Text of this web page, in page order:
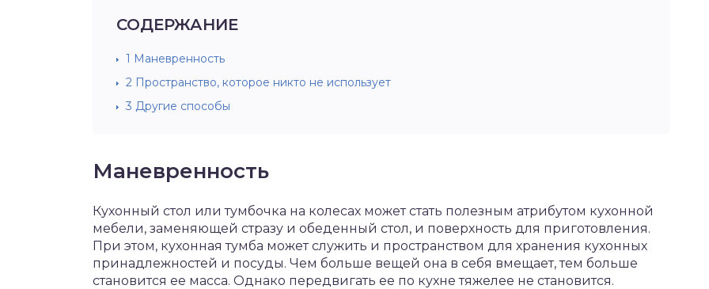
СОДЕРЖАНИЕ
1 Маневренность
2 Пространство, которое никто не использует
3 Другие способы
Маневренность
Кухонный стол или тумбочка на колесах может стать полезным атрибутом кухонной
мебели, заменяющей стразу и обеденный стол, и поверхность для приготовления.
При этом, кухонная тумба может служить и пространством для хранения кухонных
принадлежностей и посуды. Чем больше вещей она в себя вмещает, тем больше
становится ее масса. Однако передвигать ее по кухне тяжелее не становится.